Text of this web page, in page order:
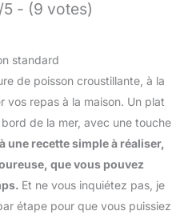
- (9 votes)
de poisson croustillante, à la
vos repas à la maison. Un plat
de la mer, avec une touche
une recette simple à réaliser,
que vous pouvez
Et ne vous inquiétez pas, je
étape pour que vous puissiez